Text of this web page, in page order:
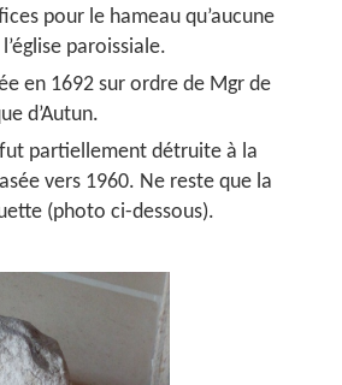
pour le hameau qu’aucune
paroissiale.
en 1692 sur ordre de Mgr de
d’Autun.
partiellement détruite à la
vers 1960. Ne reste que la
(photo ci-dessous).